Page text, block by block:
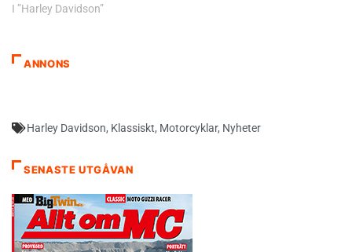
I ”Harley Davidson”
ANNONS
Harley Davidson, Klassiskt, Motorcyklar, Nyheter
SENASTE UTGÅVAN